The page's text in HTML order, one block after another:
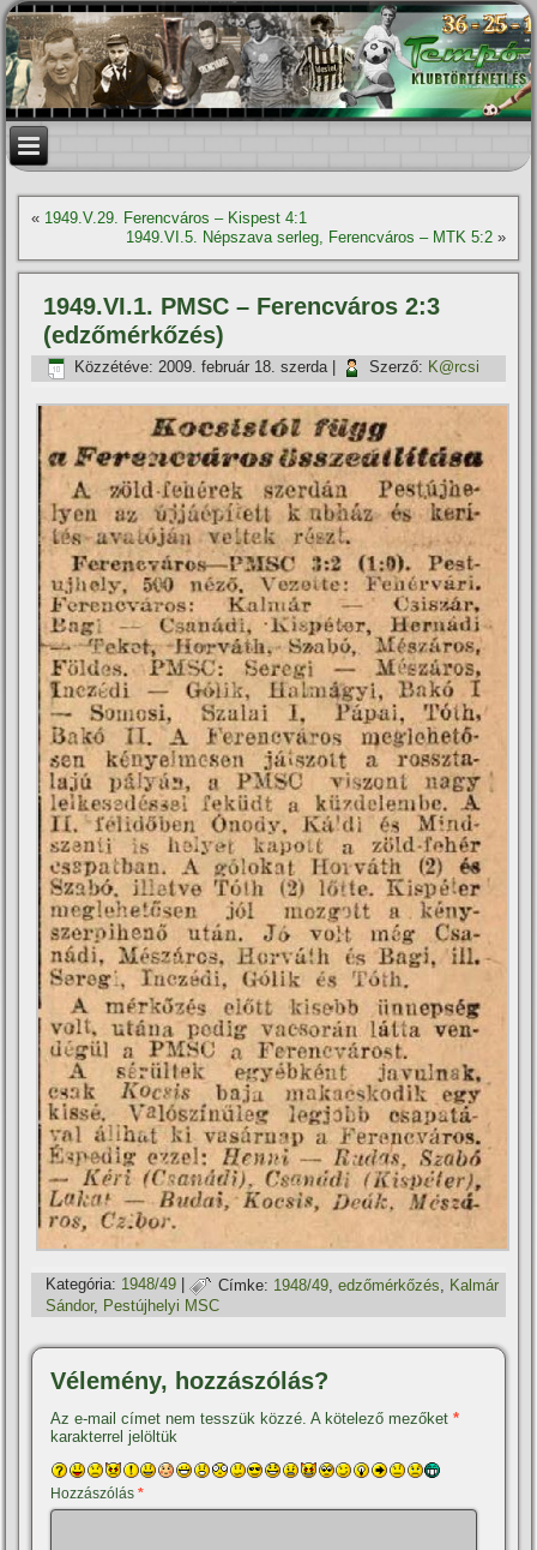
« 1949.V.29. Ferencváros – Kispest 4:1
1949.VI.5. Népszava serleg, Ferencváros – MTK 5:2»
1949.VI.1. PMSC – Ferencváros 2:3
(edzőmérkőzés)
Közzétéve: 2009. február 18. szerda| Szerző: K@rcsi
Kategória: 1948/49 | Címke: 1948/49 ,edzőmérkőzés
Kalmár
Sándor, Pestújhelyi MSC
Vélemény, hozzászólás?
Az e-mail címet nem tesszük közzé. A kötelező mezőket*
karakterrel jelöltük
Hozzászólás*